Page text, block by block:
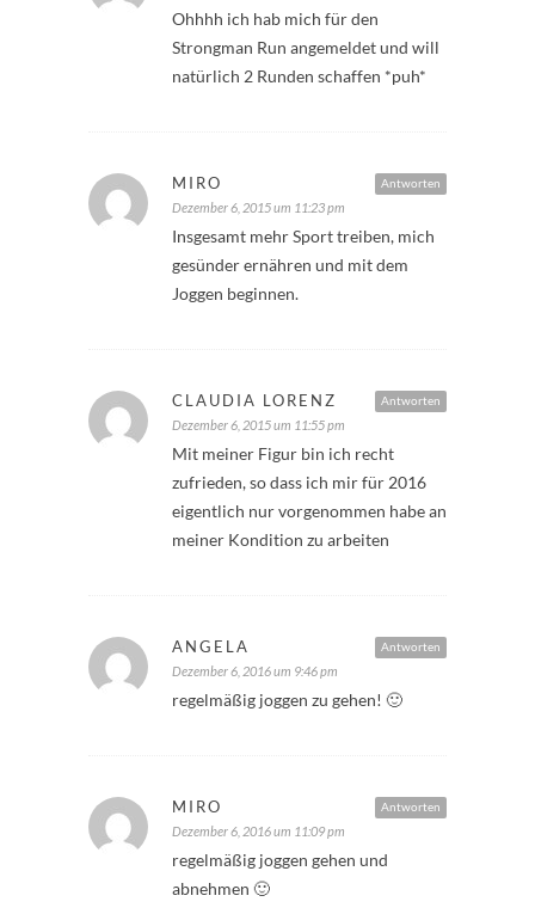
Ohhhh ich hab mich für den
Strongman Run angemeldet und will
natürlich 2 Runden schaffen *puh*
Antworten
MIRO
Dezember 6, 2015 um 11:23 pm
Insgesamt mehr Sport treiben, mich
gesünder ernähren und mit dem
Joggen beginnen.
Antworten
CLAUDIA LORENZ
Dezember 6, 2015 um 11:55 pm
Mit meiner Figur bin ich recht
zufrieden, so dass ich mir für 2016
eigentlich nur vorgenommen habe an
meiner Kondition zu arbeiten
Antworten
ANGELA
Dezember 6, 2016 um 9:46 pm
regelmäßig joggen zu gehen! 🙂
Antworten
MIRO
Dezember 6, 2016 um 11:09 pm
regelmäßig joggen gehen und
abnehmen 🙂